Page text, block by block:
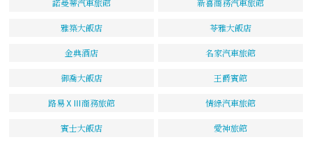
雅築大飯店 苓雅大飯店
金典酒店 名家汽車旅館
御喬大飯店 王爵賓館
路易ⅩⅢ商務旅館 情綠汽車旅館
賓士大飯店 愛神旅館